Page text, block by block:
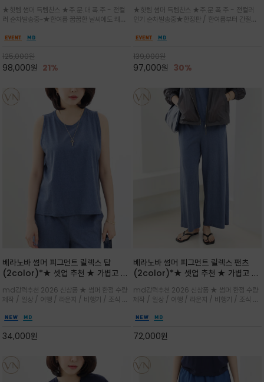
브이넥 디자인이라 부담없이 쓱쓱~걸치
는 꾸안꾸!!가볍고 바스락한 나일론 블렌
드 소재감이 세련된 무드를 더해주는 가
★핫템 썸머 득템찬스 ★주.문.대.폭.주 - 전컬
러 순차발송중~★한여름 꿉꿉한 날씨에도 쾌적
일 자켓은 가벼운 무게감과 방수성 덕분에 여름
등과 밸런스를 맞춥니다
125,000원
98,000원 21%
(Volume Fit)가볍지만 입체적인 실
루엣을 유지하는 구조적 디자인
★핫템 썸머 득템찬스 ★주.문.폭.주 - 전컬러
인기 순차발송중★한정판 / 한여름부터 간절기
단 스토퍼 디테일로 핏 조절이 가능해 실용적/바
가볍게 비치는 세련된후드
139,000원
97,000원 30%
베라노바 썸머 피그먼트 릴렉스 탑
(2color)*★ 셋업 추천 ★ 가볍고 부
튼 소재로 완성
md강력추천 2026 신상품 ★ 썸머 한정 수량
제작 / 일상 / 여행 / 라운지 / 비행기 / 조식 /
그먼트로 제작되어 편하고 가볍게 후회없으실 아
34,000원
베라노바 썸머 피그먼트 릴렉스 팬츠
(2color)*★ 셋업 추천 ★ 가볍고 부
튼 소재로 완성
md강력추천 2026 신상품 ★ 썸머 한정 수량
제작 / 일상 / 여행 / 라운지 / 비행기 / 조식 /
그먼트로 제작되어 편하고 가볍게 후회없으실 아
72,000원